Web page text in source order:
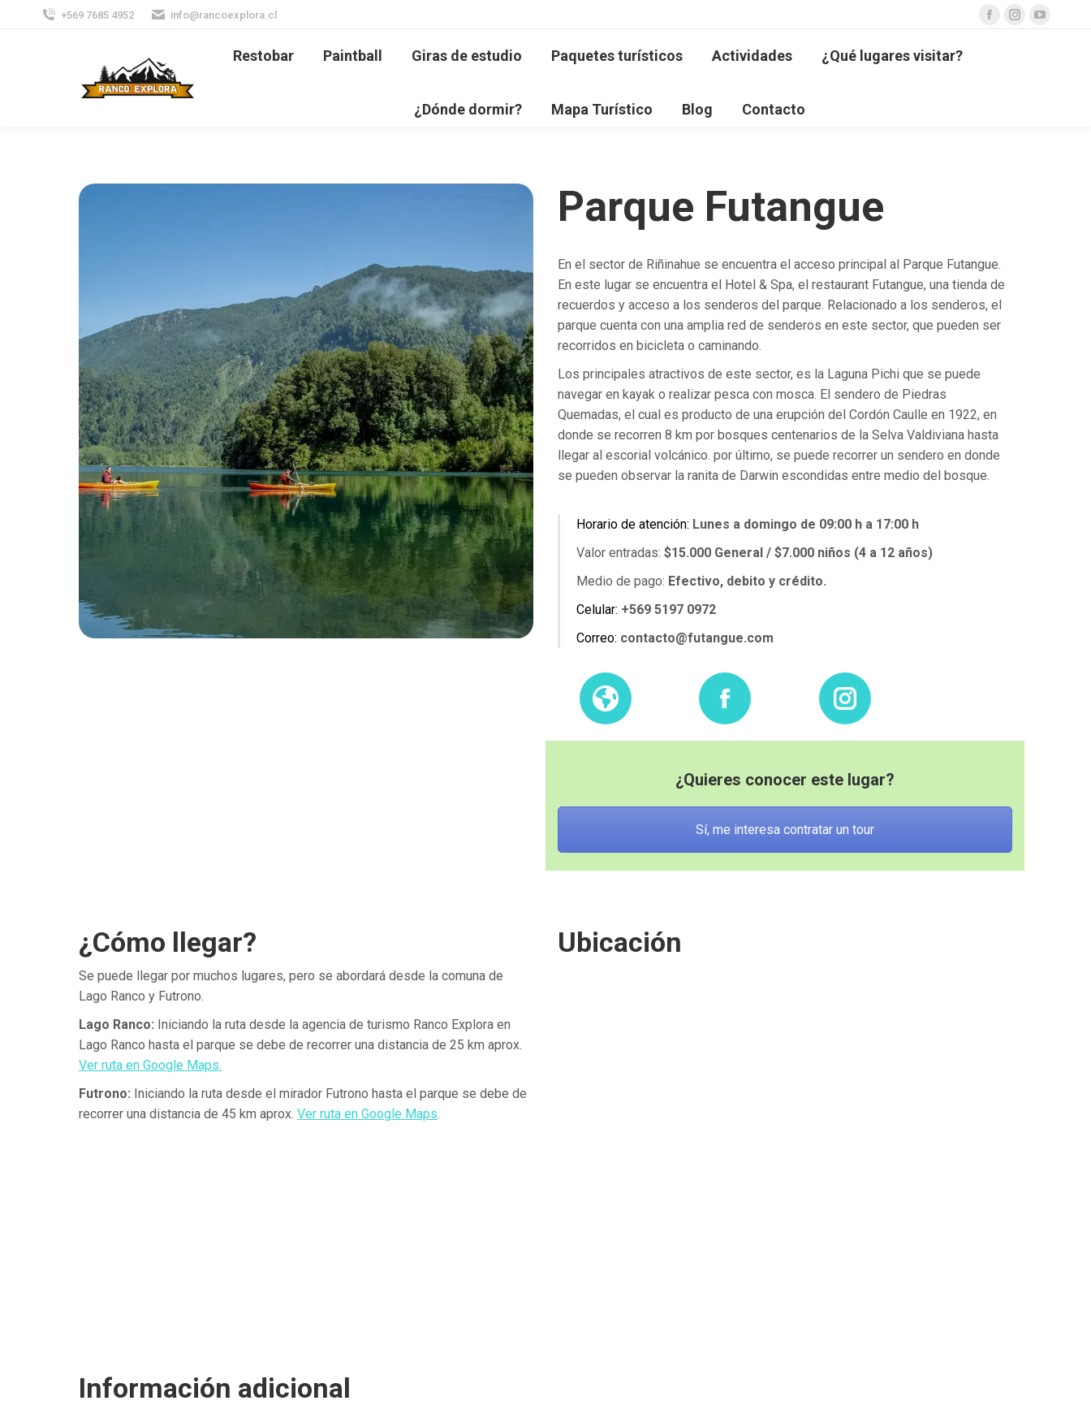
+569 7685 4952 info@rancoexplora.cl
Facebook
Instagram
YouTube
Restobar Paintball Giras de estudio Paquetes turísticos Actividades ¿Qué lugares visitar?
¿Dónde dormir? Mapa Turístico Blog Contacto
Parque Futangue
En el sector de Riñinahue se encuentra el acceso principal al Parque Futangue.
En este lugar se encuentra el Hotel & Spa, el restaurant Futangue, una tienda de
recuerdos y acceso a los senderos del parque. Relacionado a los senderos, el
parque cuenta con una amplia red de senderos en este sector, que pueden ser
recorridos en bicicleta o caminando.
Los principales atractivos de este sector, es la Laguna Pichi que se puede
navegar en kayak o realizar pesca con mosca. El sendero de Piedras
Quemadas, el cual es producto de una erupción del Cordón Caulle en 1922, en
donde se recorren 8 km por bosques centenarios de la Selva Valdiviana hasta
llegar al escorial volcánico. por último, se puede recorrer un sendero en donde
se pueden observar la ranita de Darwin escondidas entre medio del bosque.
Horario de atención: Lunes a domingo de 09:00 h a 17:00 h
Valor entradas: $15.000 General / $7.000 niños (4 a 12 años)
Medio de pago: Efectivo, debito y crédito.
Celular: +569 5197 0972
Correo: contacto@futangue.com
¿Quieres conocer este lugar?
Sí, me interesa contratar un tour
¿Cómo llegar?
Se puede llegar por muchos lugares, pero se abordará desde la comuna de
Lago Ranco y Futrono.
Lago Ranco: Iniciando la ruta desde la agencia de turismo Ranco Explora en
Lago Ranco hasta el parque se debe de recorrer una distancia de 25 km aprox.
Ver ruta en Google Maps.
Futrono: Iniciando la ruta desde el mirador Futrono hasta el parque se debe de
recorrer una distancia de 45 km aprox. Ver ruta en Google Maps
Ubicación
Información adicional